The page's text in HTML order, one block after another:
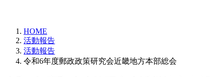
HOME
活動報告
活動報告
令和6年度郵政政策研究会近畿地方本部総会